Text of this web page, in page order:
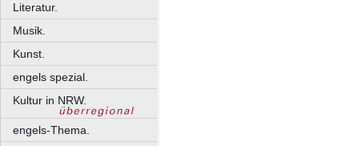
Literatur.
Musik.
Kunst.
engels spezial.
Kultur in NRW.
engels-Thema.